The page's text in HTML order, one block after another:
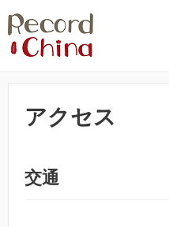
アクセス
交通